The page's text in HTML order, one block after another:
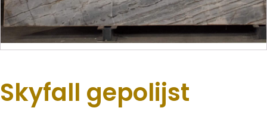
Skyfall gepolijst